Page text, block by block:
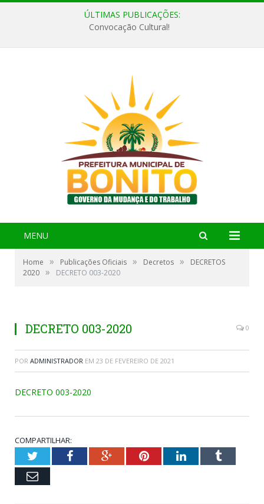
ÚLTIMAS PUBLICAÇÕES:
Convocação Cultural!
MENU
Home » Publicações Oficiais » Decretos »
DECRETOS
2020 » DECRETO 003-2020
DECRETO 003-2020 0
POR ADMINISTRADOR EM 23 DE FEVEREIRO DE 2021
DECRETO 003-2020
COMPARTILHAR:
TwitterFacebookGoogle+PinterestLinkedInTumblr
Email